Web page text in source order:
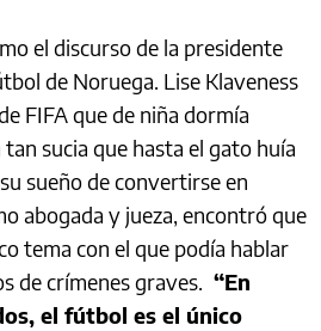
el discurso de la presidente
de Noruega. Lise Klaveness
FIFA que de niña dormía
sucia que hasta el gato huía
sueño de convertirse en
abogada y jueza, encontró que
tema con el que podía hablar
de crímenes graves. “En
el fútbol es el único